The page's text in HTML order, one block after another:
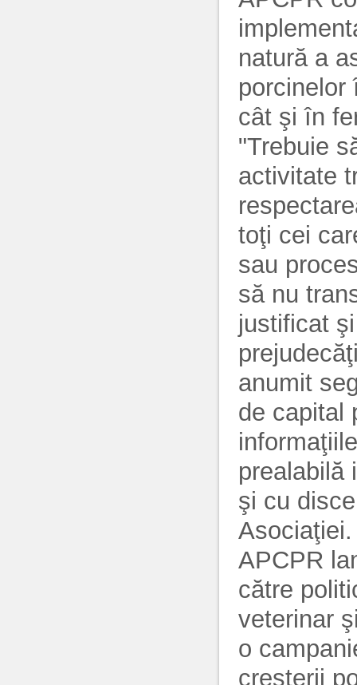
natură a
porcinelor
cât şi în
"Trebuie
activitate
toţi cei
sau
să nu
justificat
anumit
de capital
prealabilă
şi cu
Asociaţiei.
APCPR
către
veterinar
o
creşterii